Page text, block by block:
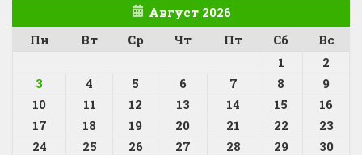
Август 2026
Пн
Вт Ср Чт Пт Сб
Вс
1
2
3
4 5 6 7 8
9
10
11 12 13 14 15
16
17
18 19 20 21 22
23
24
25 26 27 28 29
30